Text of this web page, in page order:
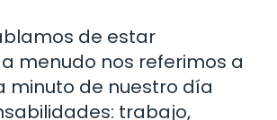
de estar
menudo nos referimos a
minuto de nuestro día
trabajo,